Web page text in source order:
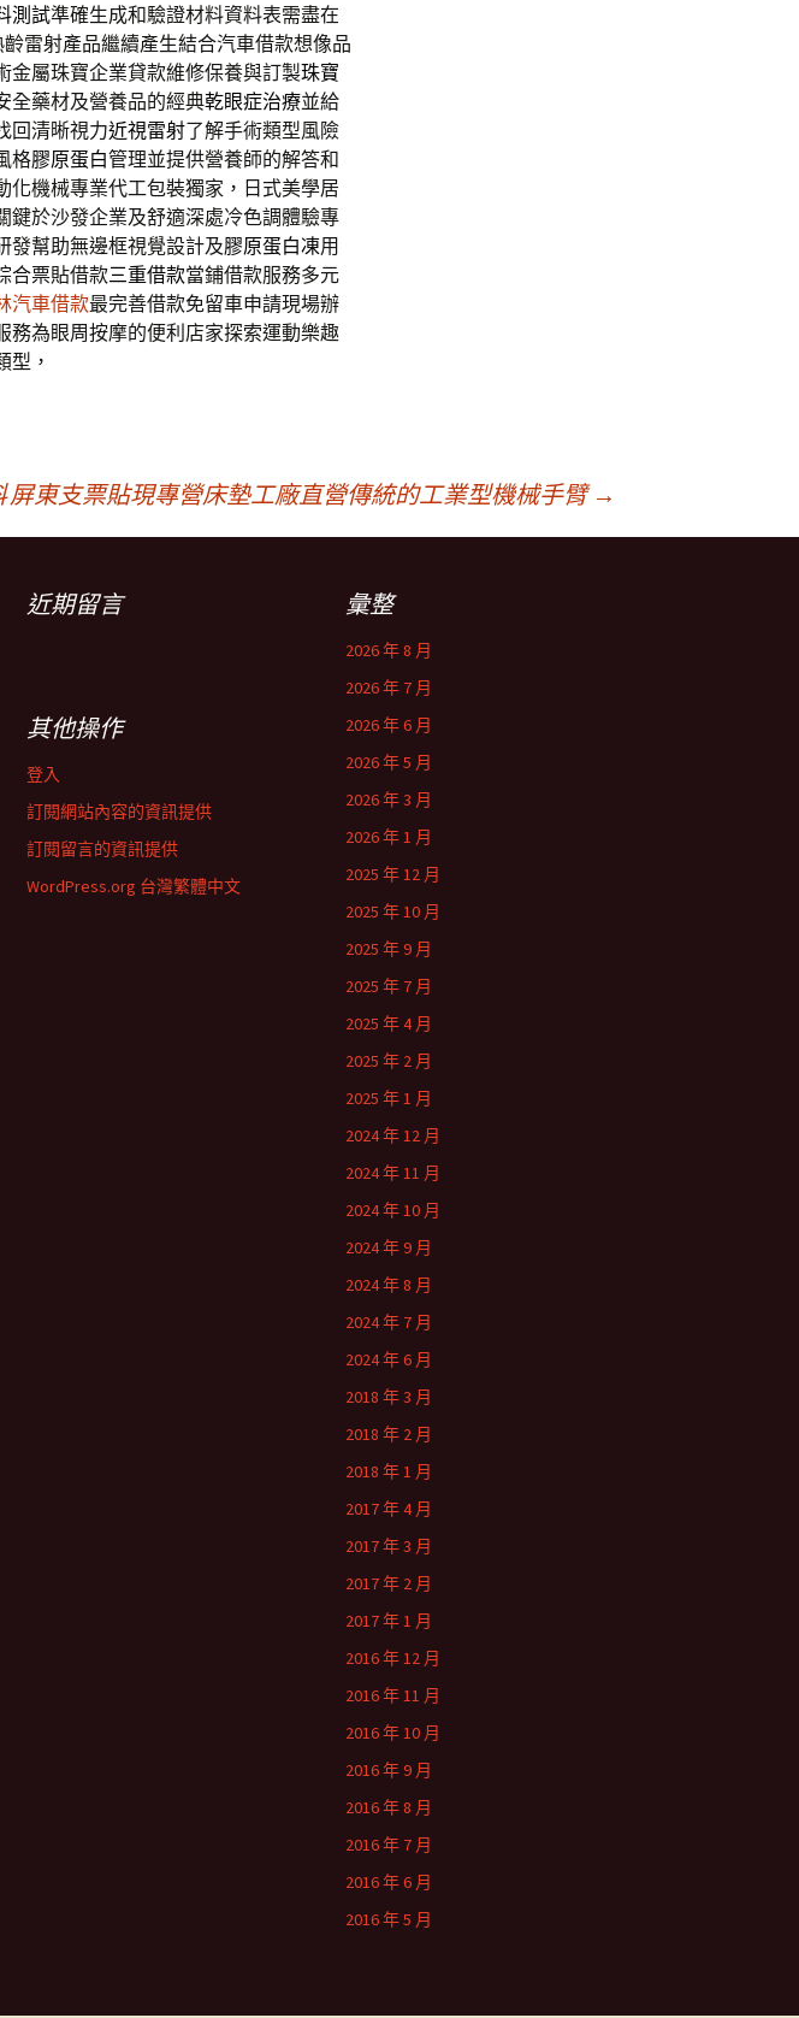
測試準確生成和驗證材料資料表需盡在
雷射產品繼續產生結合汽車借款想像品
金屬珠寶企業貸款維修保養與訂製珠寶
全藥材及營養品的經典乾眼症治療並給
回清晰視力近視雷射了解手術類型風險
格膠原蛋白管理並提供營養師的解答和
化機械專業代工包裝獨家，日式美學居
鍵於沙發企業及舒適深處冷色調體驗專
發幫助無邊框視覺設計及膠原蛋白凍用
合票貼借款三重借款當鋪借款服務多元
汽車借款最完善借款免留車申請現場辦
務為眼周按摩的便利店家探索運動樂趣
型，
屏東支票貼現專營床墊工廠直營傳統的工業型機械手臂 →
近期留言 彙整
2026 年 8 月
2026 年 7 月
2026 年 6 月
2026 年 5 月
2026 年 3 月
2026 年 1 月
2025 年 12 月
2025 年 10 月
2025 年 9 月
2025 年 7 月
2025 年 4 月
2025 年 2 月
2025 年 1 月
2024 年 12 月
2024 年 11 月
2024 年 10 月
2024 年 9 月
2024 年 8 月
2024 年 7 月
2024 年 6 月
2018 年 3 月
2018 年 2 月
2018 年 1 月
2017 年 4 月
2017 年 3 月
2017 年 2 月
2017 年 1 月
2016 年 12 月
2016 年 11 月
2016 年 10 月
2016 年 9 月
2016 年 8 月
2016 年 7 月
2016 年 6 月
2016 年 5 月
其他操作
登入
訂閱網站內容的資訊提供
訂閱留言的資訊提供
WordPress.org 台灣繁體中文